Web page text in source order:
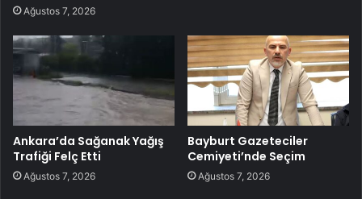
Ağustos 7, 2026
Ankara’da Sağanak Yağış
Trafiği Felç Etti
Ağustos 7, 2026
Bayburt Gazeteciler
Cemiyeti’nde Seçim
Ağustos 7, 2026